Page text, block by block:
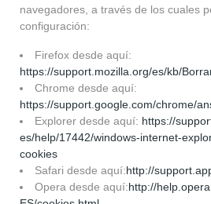
navegadores, a través de los cuales
configuración:
Firefox desde aquí:
https://support.mozilla.org/es/kb/
Chrome desde aquí:
https://support.google.com/chrome/
Explorer desde aquí: https://
es/help/17442/windows-internet-
cookies
Safari desde aquí:http://
Opera desde aquí:http://